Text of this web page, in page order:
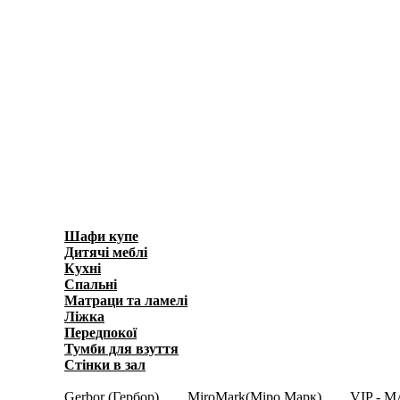
Шафи купе
Дитячі меблі(278)
Кухні(3871)
Спальні(1038)
Матраци та ламелi(40)
Ліжка
Передпокої(450)
Тумби для взуття
Стінки в зал
Gerbor (Гербор) MiroMark(Міро Марк) VIP -